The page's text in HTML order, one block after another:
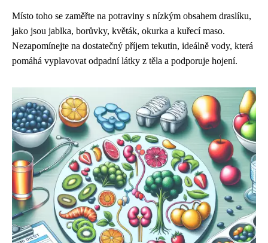
Místo toho se zaměřte na potraviny s nízkým obsahem draslíku,
jako jsou jablka, borůvky, květák, okurka a kuřecí maso.
Nezapomínejte na dostatečný příjem tekutin, ideálně vody, která
pomáhá vyplavovat odpadní látky z těla a podporuje hojení.